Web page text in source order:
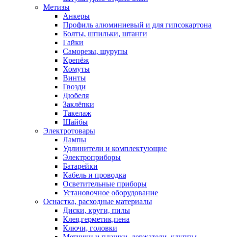
Метизы
Анкеры
Профиль алюминиевый и для гипсокартона
Болты, шпильки, штанги
Гайки
Саморезы, шурупы
Крепёж
Хомуты
Винты
Гвозди
Дюбеля
Заклёпки
Такелаж
Шайбы
Электротовары
Лампы
Удлинители и комплектующие
Электроприборы
Батарейки
Кабель и проводка
Осветительные приборы
Установочное оборудование
Оснастка, расходные материалы
Диски, круги, пилы
Клея,герметик,пена
Ключи, головки